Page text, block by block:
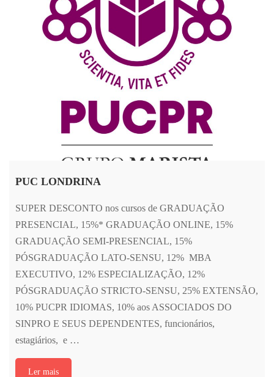
PUC LONDRINA
SUPER DESCONTO nos cursos de GRADUAÇÃO
PRESENCIAL, 15%* GRADUAÇÃO ONLINE, 15%
GRADUAÇÃO SEMI-PRESENCIAL, 15%
PÓSGRADUAÇÃO LATO-SENSU, 12% MBA
EXECUTIVO, 12% ESPECIALIZAÇÃO, 12%
PÓSGRADUAÇÃO STRICTO-SENSU, 25% EXTENSÃO,
10% PUCPR IDIOMAS, 10% aos ASSOCIADOS DO
SINPRO E SEUS DEPENDENTES, funcionários,
estagiários, e …
Ler mais